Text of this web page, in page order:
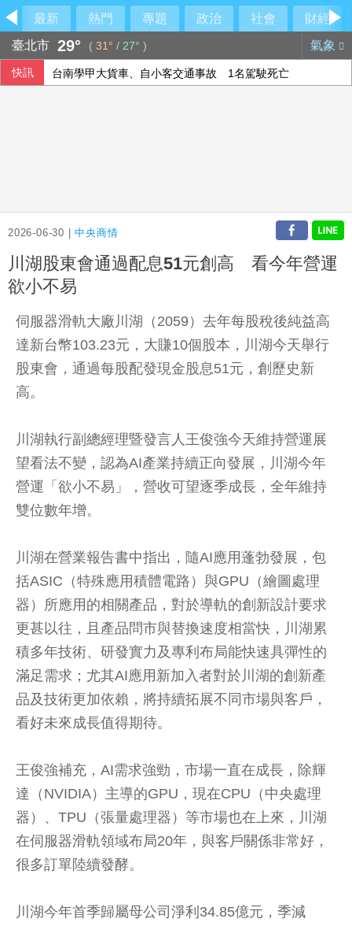
最新 熱門 專題 政治 社會
財經
臺北市 29° ( 31° / 27° ) 氣象
快訊 台南學甲大貨車、自小客交通事故 1名駕駛死亡
2026-06-30 |中央商情
川湖股東會通過配息51元創高 看今年營運
欲小不易
伺服器滑軌大廠川湖（2059）去年每股稅後純益高
達新台幣103.23元，大賺10個股本，川湖今天舉行
股東會，通過每股配發現金股息51元，創歷史新
高。
川湖執行副總經理暨發言人王俊強今天維持營運展
望看法不變，認為AI產業持續正向發展，川湖今年
營運「欲小不易」，營收可望逐季成長，全年維持
雙位數年增。
川湖在營業報告書中指出，隨AI應用蓬勃發展，包
括ASIC（特殊應用積體電路）與GPU（繪圖處理
器）所應用的相關產品，對於導軌的創新設計要求
更甚以往，且產品問市與替換速度相當快，川湖累
積多年技術、研發實力及專利布局能快速具彈性的
滿足需求；尤其AI應用新加入者對於川湖的創新產
品及技術更加依賴，將持續拓展不同市場與客戶，
看好未來成長值得期待。
王俊強補充，AI需求強勁，市場一直在成長，除輝
達（NVIDIA）主導的GPU，現在CPU（中央處理
器）、TPU（張量處理器）等市場也在上來，川湖
在伺服器滑軌領域布局20年，與客戶關係非常好，
很多訂單陸續發酵。
川湖今年首季歸屬母公司淨利34.85億元，季減